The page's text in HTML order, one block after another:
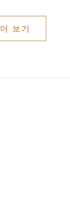
더 보기